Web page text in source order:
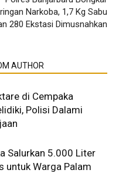
Narkoba, 1,7 Kg Sabu
280 Ekstasi Dimusnahkan
AUTHOR
di Cempaka
Polisi Dalami
Salurkan 5.000 Liter
untuk Warga Palam